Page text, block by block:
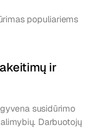
populiariems
ir
susidūrimo
Darbuotojų